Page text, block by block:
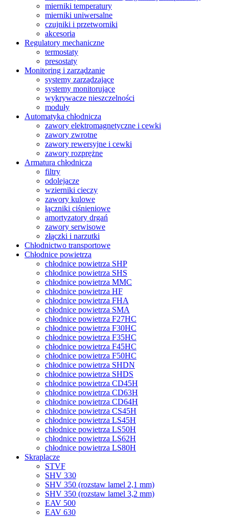
mierniki temperatury
mierniki uniwersalne
czujniki i przetworniki
akcesoria
Regulatory mechaniczne
termostaty
presostaty
Monitoring i zarządzanie
systemy zarządzające
systemy monitorujące
wykrywacze nieszczelności
moduły
Automatyka chłodnicza
zawory elektromagnetyczne i cewki
zawory zwrotne
zawory rewersyjne i cewki
zawory rozprężne
Armatura chłodnicza
filtry
odolejacze
wzierniki cieczy
zawory kulowe
łączniki ciśnieniowe
amortyzatory drgań
zawory serwisowe
złączki i narzutki
Chłodnictwo transportowe
Chłodnice powietrza
chłodnice powietrza SHP
chłodnice powietrza SHS
chłodnice powietrza MMC
chłodnice powietrza HF
chłodnice powietrza FHA
chłodnice powietrza SMA
chłodnice powietrza F27HC
chłodnice powietrza F30HC
chłodnice powietrza F35HC
chłodnice powietrza F45HC
chłodnice powietrza F50HC
chłodnice powietrza SHDN
chłodnice powietrza SHDS
chłodnice powietrza CD45H
chłodnice powietrza CD63H
chłodnice powietrza CD64H
chłodnice powietrza CS45H
chłodnice powietrza LS45H
chłodnice powietrza LS50H
chłodnice powietrza LS62H
chłodnice powietrza LS80H
Skraplacze
STVF
SHV 330
SHV 350 (rozstaw lamel 2,1 mm)
SHV 350 (rozstaw lamel 3,2 mm)
EAV 500
EAV 630